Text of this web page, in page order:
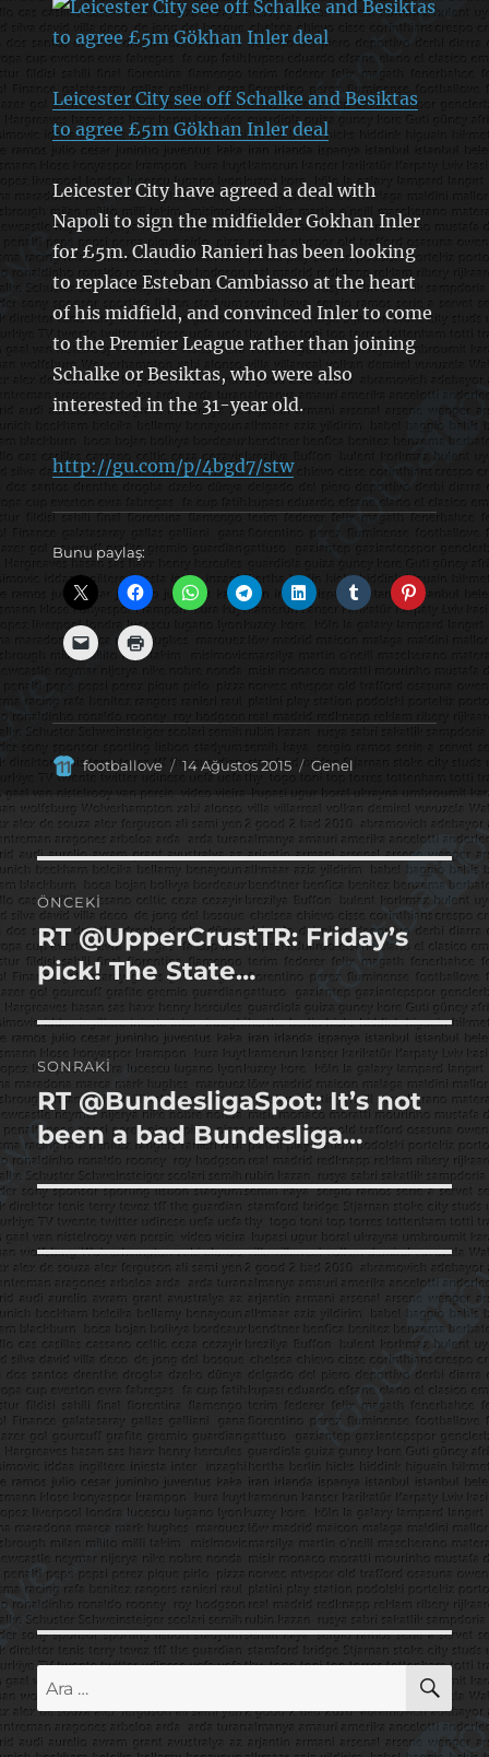
Leicester City see off Schalke and Besiktas
to agree £5m Gökhan Inler deal
Leicester City have agreed a deal with
Napoli to sign the midfielder Gokhan Inler
for £5m. Claudio Ranieri has been looking
to replace Esteban Cambiasso at the heart
of his midfield, and convinced Inler to come
to the Premier League rather than joining
Schalke or Besiktas, who were also
interested in the 31-year old.
http://gu.com/p/4bgd7/stw
Bunu paylaş:
Yazar
footballove
Yayın
tarihi
14 Ağustos 2015 Kategoriler
Genel
Yazı
gezinmesi
ÖNCEKI
Önceki
yazı:
RT @UpperCrustTR: Friday’s
pick! The State…
SONRAKI
Sonraki
yazı:
RT @BundesligaSpot: It’s not
been a bad Bundesliga…
Ara: